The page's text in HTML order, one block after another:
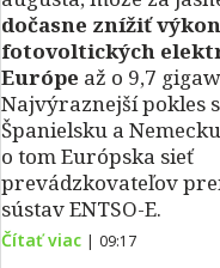
dočasne znížiť výkon
fotovoltických
Európe až o 9,7
Najvýraznejší pokles
Španielsku a
o tom Európska sieť
prevádzkovateľov
sústav ENTSO-E.
Čítať viac | 09:17